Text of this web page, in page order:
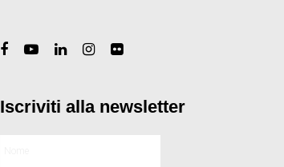
Iscriviti alla newsletter